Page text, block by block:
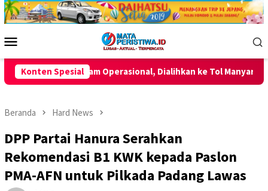
Loncat
ke
Mobile
Konten Spesial
Dialihkan ke Tol Manyar Momentum HUT ke-2
Beranda Hard News
DPP Partai Hanura Serahkan
Rekomendasi B1 KWK kepada Paslon
PMA-AFN untuk Pilkada Padang Lawas